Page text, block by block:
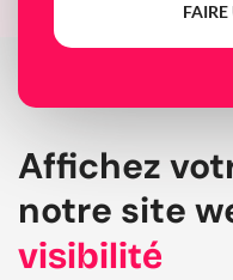
Affichez
notre site
visibilité